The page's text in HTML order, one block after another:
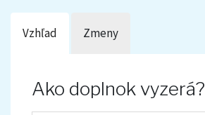
Vzhľad Zmeny
Ako doplnok vyzerá?